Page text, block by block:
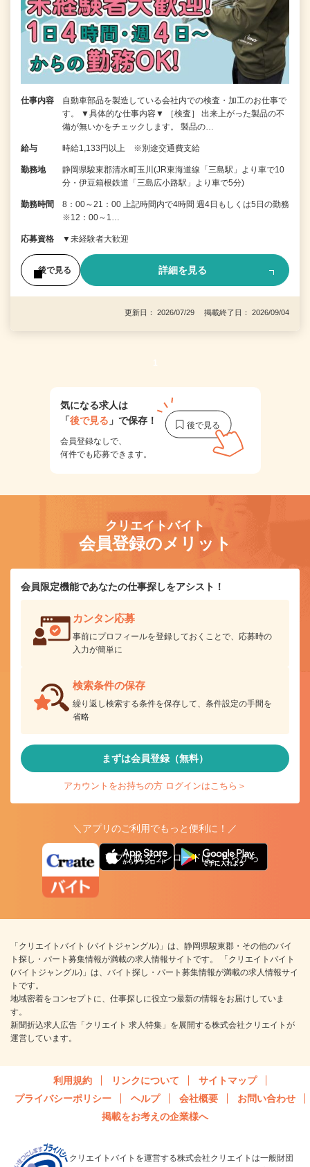
仕事内容
自動車部品を製造している会社内での検査・加工のお仕事で
す。 ▼具体的な仕事内容▼ ［検査］ 出来上がった製品の不
備が無いかをチェックします。 製品の…
給与 時給1,133円以上 ※別途交通費支給
勤務地
静岡県駿東郡清水町玉川(JR東海道線「三島駅」より車で10
分・伊豆箱根鉄道「三島広小路駅」より車で5分)
勤務時間
8：00～21：00 上記時間内で4時間 週4日もしくは5日の勤務
※12：00～1…
応募資格 ▼未経験者大歓迎
後で見る 詳細を見る
更新日： 2026/07/29 掲載終了日： 2026/09/04
1
気になる求人は
「後で見る 」で保存！
会員登録なしで、
何件でも応募できます。
クリエイトバイト
会員登録のメリット
会員限定機能であなたの仕事探しをアシスト！
カンタン応募
事前にプロフィールを登録しておくことで、応募時の
入力が簡単に
検索条件の保存
繰り返し検索する条件を保存して、条件設定の手間を
省略
まずは会員登録（無料）
アカウントをお持ちの方 ログインはこちら＞
＼アプリのご利用でもっと便利に！／
アプリ版ダウンロードはこちらから
「クリエイトバイト (バイトジャングル)」は、静岡県駿東郡・その他のバイ
ト探し・パート募集情報が満載の求人情報サイトです。 「クリエイトバイト
(バイトジャングル)」は、バイト探し・パート募集情報が満載の求人情報サイ
トです。
地域密着をコンセプトに、仕事探しに役立つ最新の情報をお届けしていま
す。
新聞折込求人広告「クリエイト 求人特集」を展開する株式会社クリエイトが
運営しています。
利用規約 リンクについて
サイトマップ
プライバシーポリシー
ヘルプ 会社概要
お問い合わせ
掲載をお考えの企業様へ
クリエイトバイトを運営する株式会社クリエイトは一般財団